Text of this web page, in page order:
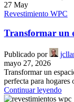
27 May
Revestimiento WPC
Transformar un
Publicado por
mayo 27, 2026
Transformar un
perfecta para
Continuar leyendo